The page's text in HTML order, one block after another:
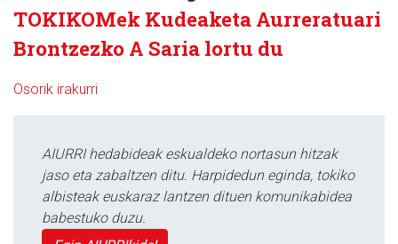
TOKIKOMek Kudeaketa Aurreratuari
Brontzezko A Saria lortu du
Osorik irakurri
AIURRI hedabideak eskualdeko nortasun hitzak
jaso eta zabaltzen ditu. Harpidedun eginda, tokiko
albisteak euskaraz lantzen dituen komunikabidea
babestuko duzu.